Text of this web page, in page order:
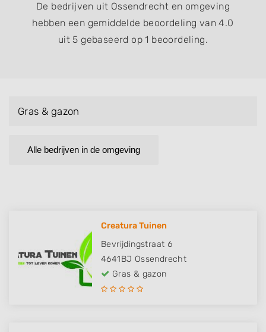
De bedrijven uit Ossendrecht en omgeving
hebben een gemiddelde beoordeling van 4.0
uit 5 gebaseerd op 1 beoordeling.
Gras & gazon
Alle bedrijven in de omgeving
Creatura Tuinen
Bevrijdingstraat 6
4641BJ Ossendrecht
Gras & gazon